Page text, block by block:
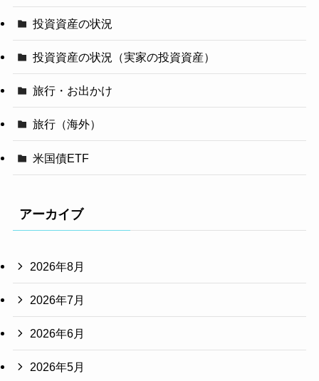
投資資産の状況
投資資産の状況（実家の投資資産）
旅行・お出かけ
旅行（海外）
米国債ETF
アーカイブ
2026年8月
2026年7月
2026年6月
2026年5月